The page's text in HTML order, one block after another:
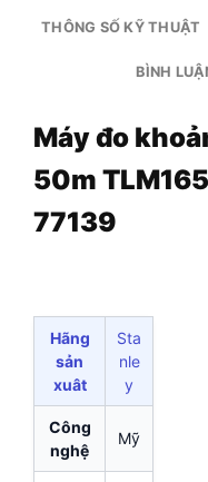
THÔNG SỐ KỸ THUẬT
BÌNH
Máy đo
50m
77139
Hãng
sản
xuât
Sta
nle
y
Công
nghệ
Mỹ